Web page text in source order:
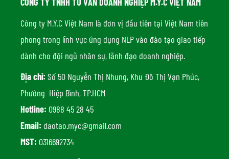
Công ty M.Y.C Việt Nam là đơn vị đầu tiên tại Việt Nam tiên
phong trong lĩnh vực ứng dụng NLP vào đào tạo giao tiếp
dành cho đội ngũ nhân sự, lãnh đạo doanh nghiệp.
Địa chỉ: Số 50 Nguyễn Thị Nhung, Khu Đô Thị Vạn Phúc,
Phường Hiệp Bình, TP.HCM
Hotline: 0988 45 28 45
Email: daotao.myc@gmail.com
MST: 0316692734